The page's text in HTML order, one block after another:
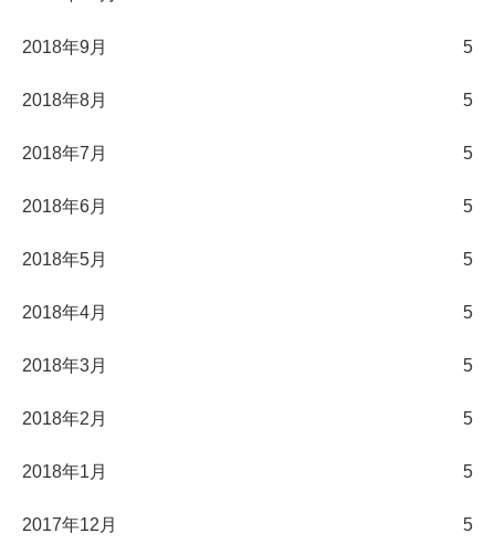
2018年9月 5
2018年8月 5
2018年7月 5
2018年6月 5
2018年5月 5
2018年4月 5
2018年3月 5
2018年2月 5
2018年1月 5
2017年12月 5